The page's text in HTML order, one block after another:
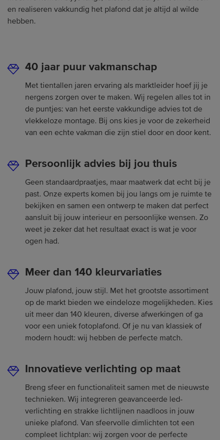
en realiseren vakkundig het plafond dat je altijd al wilde
hebben.
40 jaar puur vakmanschap
Met tientallen jaren ervaring als marktleider hoef jij je
nergens zorgen over te maken. Wij regelen alles tot in
de puntjes: van het eerste vakkundige advies tot de
vlekkeloze montage. Bij ons kies je voor de zekerheid
van een echte vakman die zijn stiel door en door kent.
Persoonlijk advies bij jou thuis
Geen standaardpraatjes, maar maatwerk dat echt bij je
past. Onze experts komen bij jou langs om je ruimte te
bekijken en samen een ontwerp te maken dat perfect
aansluit bij jouw interieur en persoonlijke wensen. Zo
weet je zeker dat het resultaat exact is wat je voor
ogen had.
Meer dan 140 kleurvariaties
Jouw plafond, jouw stijl. Met het grootste assortiment
op de markt bieden we eindeloze mogelijkheden. Kies
uit meer dan 140 kleuren, diverse afwerkingen of ga
voor een uniek fotoplafond. Of je nu van klassiek of
modern houdt: wij hebben de perfecte match.
Innovatieve verlichting op maat
Breng sfeer en functionaliteit samen met de nieuwste
technieken. Wij integreren geavanceerde led-
verlichting en strakke lichtlijnen naadloos in jouw
unieke plafond. Van sfeervolle dimlichten tot een
compleet lichtplan: wij zorgen voor de perfecte